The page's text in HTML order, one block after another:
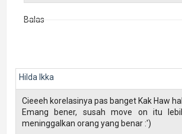
Balas
Hilda Ikka
Cieeeh korelasinya pas banget Kak Haw
Emang bener, susah move on itu
meninggalkan orang yang benar :')